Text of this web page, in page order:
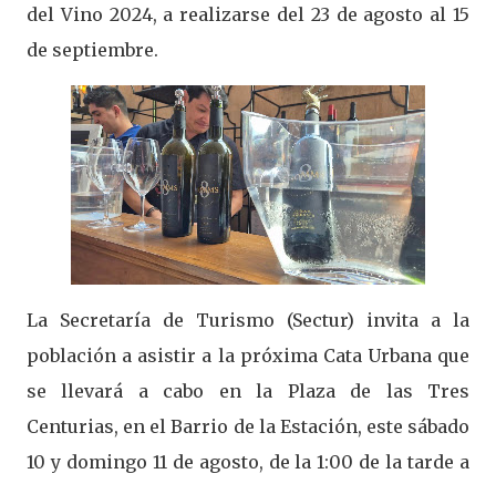
del Vino 2024, a realizarse del 23 de agosto al 15
de septiembre.
La Secretaría de Turismo (Sectur) invita a la
población a asistir a la próxima Cata Urbana que
se llevará a cabo en la Plaza de las Tres
Centurias, en el Barrio de la Estación, este sábado
10 y domingo 11 de agosto, de la 1:00 de la tarde a